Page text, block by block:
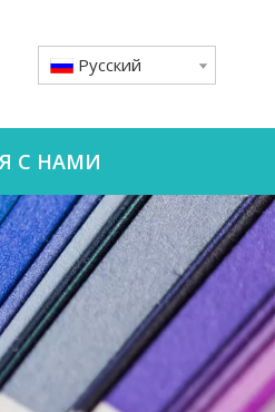
Pусский
С НАМИ